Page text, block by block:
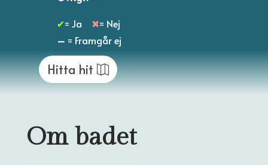
✔= Ja ✖= Nej
– = Framgår ej
Hitta hit
Om badet